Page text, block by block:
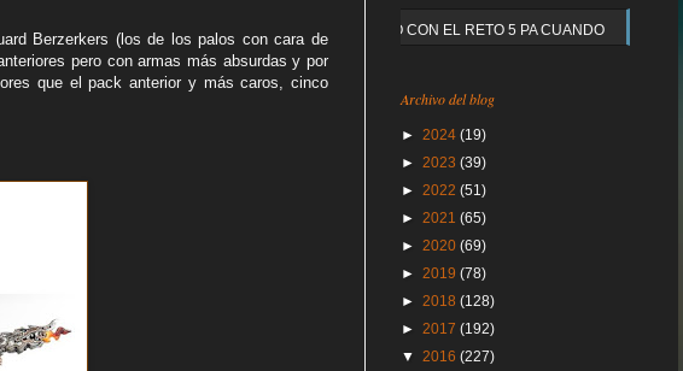
Berzerkers (los de los palos con cara de
pero con armas más absurdas y por
que el pack anterior y más caros, cinco
Y QUE PASO CON EL RETO 5 PA CUANDO
Archivo del blog
► 2024 (19)
► 2023 (39)
► 2022 (51)
► 2021 (65)
► 2020 (69)
► 2019 (78)
► 2018 (128)
► 2017 (192)
▼ 2016 (227)